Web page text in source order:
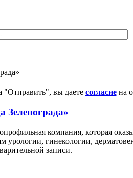
"Отправить", вы даете согласиена
Зеленограда»
компания, которая
гинекологии,
записи.